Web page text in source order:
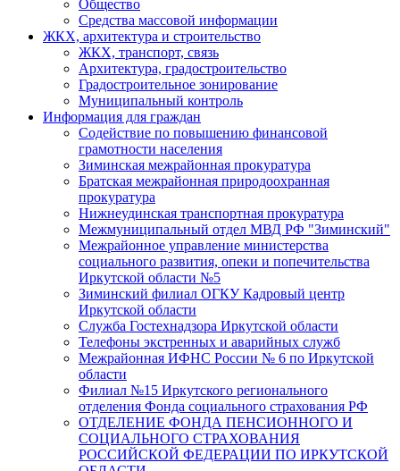
Общество
Средства массовой информации
ЖКХ, архитектура и строительство
ЖКХ, транспорт, связь
Архитектура, градостроительство
Градостроительное зонирование
Муниципальный контроль
Информация для граждан
Содействие по повышению финансовой
грамотности населения
Зиминская межрайонная прокуратура
Братская межрайонная природоохранная
прокуратура
Нижнеудинская транспортная прокуратура
Межмуниципальный отдел МВД РФ "Зиминский"
Межрайонное управление министерства
социального развития, опеки и попечительства
Иркутской области №5
Зиминский филиал ОГКУ Кадровый центр
Иркутской области
Служба Гостехнадзора Иркутской области
Телефоны экстренных и аварийных служб
Межрайонная ИФНС России № 6 по Иркутской
области
Филиал №15 Иркутского регионального
отделения Фонда социального страхования РФ
ОТДЕЛЕНИЕ ФОНДА ПЕНСИОННОГО И
СОЦИАЛЬНОГО СТРАХОВАНИЯ
РОССИЙСКОЙ ФЕДЕРАЦИИ ПО ИРКУТСКОЙ